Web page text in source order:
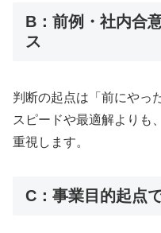
B：前例・社内合
ス
判断の起点は「前にやっ
スピードや最適解よりも
重視します。
C：事業目的起点